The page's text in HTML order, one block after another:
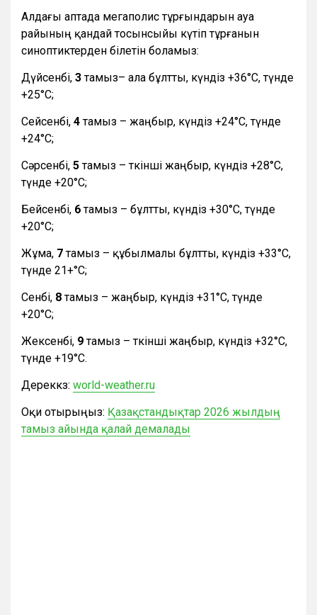
Алдағы аптада мегаполис тұрғындарын ауа
райының қандай тосынсыйы күтіп тұрғанын
синоптиктерден білетін боламыз:
Дүйсенбі, 3тамыз– ала бұлтты, күндіз +36°С, түнде
+25°С;
Сейсенбі, 4тамыз – жаңбыр, күндіз +24°С, түнде
+24°С;
Сәрсенбі, 5тамыз – өткінші жаңбыр, күндіз +28°С,
түнде +20°С;
Бейсенбі, 6тамыз – бұлтты, күндіз +30°С, түнде
+20°С;
Жұма, 7тамыз – құбылмалы бұлтты, күндіз +33°С,
түнде 21+°С;
Сенбі, 8тамыз – жаңбыр, күндіз +31°С, түнде
+20°С;
Жексенбі, 9тамыз – өткінші жаңбыр, күндіз +32°С,
түнде +19°С.
Дереккөз: world-weather.ru
Оқи отырыңыз: Қазақстандықтар 2026 жылдың
тамыз айында қалай демалады